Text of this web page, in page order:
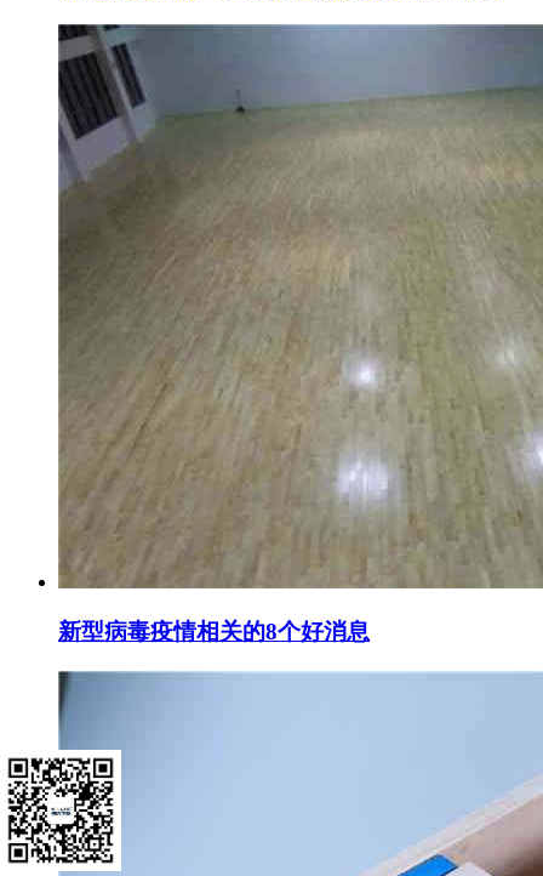
新型病毒疫情相关的8个好消息